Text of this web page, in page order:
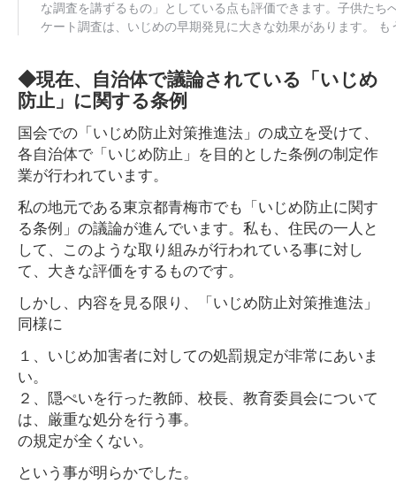
◆現在、自治体で議論されている「いじめ
防止」に関する条例
国会での「いじめ防止対策推進法」の成立を受けて、
各自治体で「いじめ防止」を目的とした条例の制定作
業が行われています。
私の地元である東京都青梅市でも「いじめ防止に関す
る条例」の議論が進んでいます。私も、住民の一人と
して、このような取り組みが行われている事に対し
て、大きな評価をするものです。
しかし、内容を見る限り、「いじめ防止対策推進法」
同様に
１、いじめ加害者に対しての処罰規定が非常にあいま
い。
２、隠ぺいを行った教師、校長、教育委員会について
は、厳重な処分を行う事。
の規定が全くない。
という事が明らかでした。